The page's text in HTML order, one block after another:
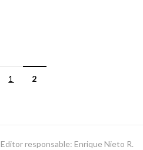
1 2
Editor responsable: Enrique Nieto R.